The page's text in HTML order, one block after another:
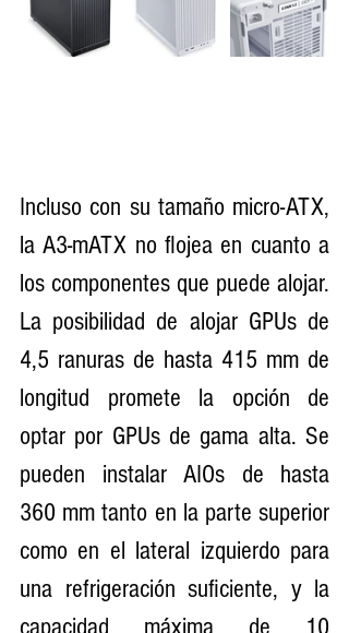
Incluso con su tamaño micro-ATX,
la A3-mATX no flojea en cuanto a
los componentes que puede alojar.
La posibilidad de alojar GPUs de
4,5 ranuras de hasta 415 mm de
longitud promete la opción de
optar por GPUs de gama alta. Se
pueden instalar AIOs de hasta
360 mm tanto en la parte superior
como en el lateral izquierdo para
una refrigeración suficiente, y la
capacidad máxima de 10